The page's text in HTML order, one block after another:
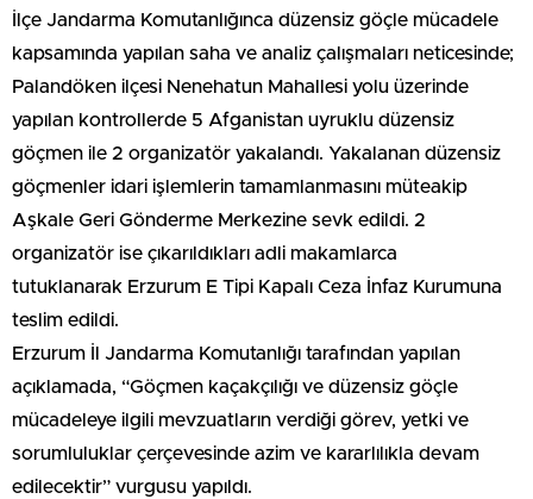
İlçe Jandarma Komutanlığınca düzensiz göçle mücadele
kapsamında yapılan saha ve analiz çalışmaları neticesinde;
Palandöken ilçesi Nenehatun Mahallesi yolu üzerinde
yapılan kontrollerde 5 Afganistan uyruklu düzensiz
göçmen ile 2 organizatör yakalandı. Yakalanan düzensiz
göçmenler idari işlemlerin tamamlanmasını müteakip
Aşkale Geri Gönderme Merkezine sevk edildi. 2
organizatör ise çıkarıldıkları adli makamlarca
tutuklanarak Erzurum E Tipi Kapalı Ceza İnfaz Kurumuna
teslim edildi.
Erzurum İl Jandarma Komutanlığı tarafından yapılan
açıklamada, “Göçmen kaçakçılığı ve düzensiz göçle
mücadeleye ilgili mevzuatların verdiği görev, yetki ve
sorumluluklar çerçevesinde azim ve kararlılıkla devam
edilecektir” vurgusu yapıldı.